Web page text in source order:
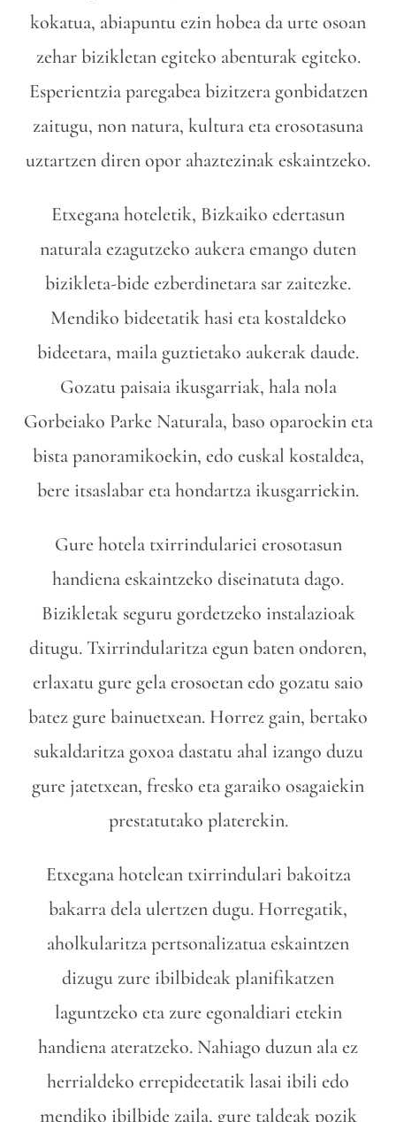
kokatua, abiapuntu ezin hobea da urte osoan
zehar bizikletan egiteko abenturak egiteko.
Esperientzia paregabea bizitzera gonbidatzen
zaitugu, non natura, kultura eta erosotasuna
uztartzen diren opor ahaztezinak eskaintzeko.
Etxegana hoteletik, Bizkaiko edertasun
naturala ezagutzeko aukera emango duten
bizikleta-bide ezberdinetara sar zaitezke.
Mendiko bideetatik hasi eta kostaldeko
bideetara, maila guztietako aukerak daude.
Gozatu paisaia ikusgarriak, hala nola
Gorbeiako Parke Naturala, baso oparoekin eta
bista panoramikoekin, edo euskal kostaldea,
bere itsaslabar eta hondartza ikusgarriekin.
Gure hotela txirrindulariei erosotasun
handiena eskaintzeko diseinatuta dago.
Bizikletak seguru gordetzeko instalazioak
ditugu. Txirrindularitza egun baten ondoren,
erlaxatu gure gela erosoetan edo gozatu saio
batez gure bainuetxean. Horrez gain, bertako
sukaldaritza goxoa dastatu ahal izango duzu
gure jatetxean, fresko eta garaiko osagaiekin
prestatutako platerekin.
Etxegana hotelean txirrindulari bakoitza
bakarra dela ulertzen dugu. Horregatik,
aholkularitza pertsonalizatua eskaintzen
dizugu zure ibilbideak planifikatzen
laguntzeko eta zure egonaldiari etekin
handiena ateratzeko. Nahiago duzun ala ez
herrialdeko errepideetatik lasai ibili edo
mendiko ibilbide zaila, gure taldeak pozik